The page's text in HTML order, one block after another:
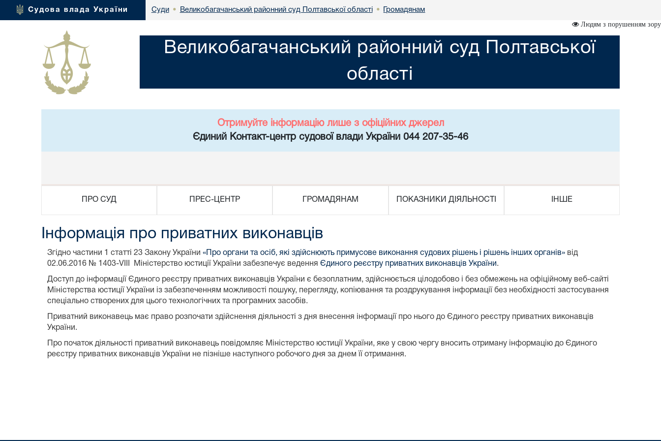
Судова влада України Суди • Великобагачанський районний суд Полтавської області • Громадянам
Людям з порушенням зору
Великобагачанський районний суд Полтавської
області
Отримуйте інформацію лише з офіційних джерел
Єдиний Контакт-центр судової влади України 044 207-35-46
ПРО СУД ПРЕС-ЦЕНТР ГРОМАДЯНАМ ПОКАЗНИКИ ДІЯЛЬНОСТІ ІНШЕ
Інформація про приватних виконавців
Згідно частини 1 статті 23 Закону України «Про органи та осіб, які здійснюють примусове виконання судових рішень і рішень інших органів» від
02.06.2016 № 1403-VIII Міністерство юстиції України забезпечує ведення Єдиного реєстру приватних виконавців України.
Доступ до інформації Єдиного реєстру приватних виконавців України є безоплатним, здійснюється цілодобово і без обмежень на офіційному веб-сайті
Міністерства юстиції України із забезпеченням можливості пошуку, перегляду, копіювання та роздрукування інформації без необхідності застосування
спеціально створених для цього технологічних та програмних засобів.
Приватний виконавець має право розпочати здійснення діяльності з дня внесення інформації про нього до Єдиного реєстру приватних виконавців
України.
Про початок діяльності приватний виконавець повідомляє Міністерство юстиції України, яке у свою чергу вносить отриману інформацію до Єдиного
реєстру приватних виконавців України не пізніше наступного робочого дня за днем її отримання.